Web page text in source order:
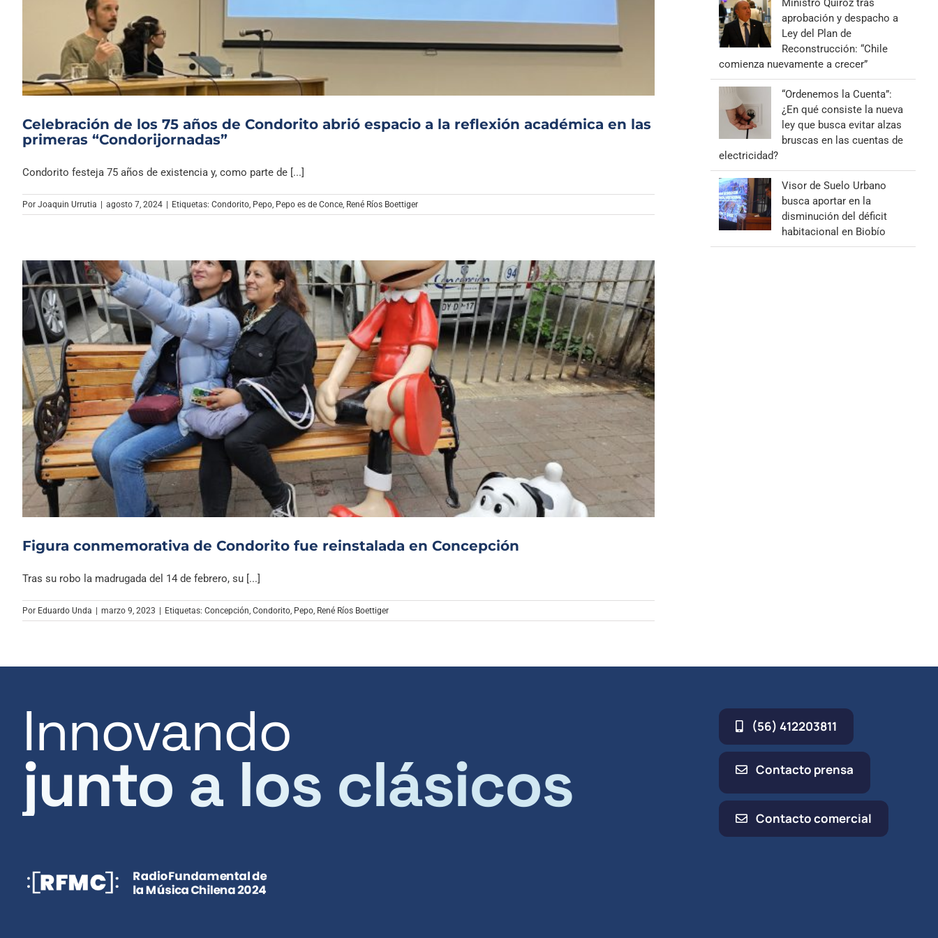
Celebración de los 75 años de Condorito abrió espacio a la reflexión académica en las
primeras “Condorijornadas”
Condorito festeja 75 años de existencia y, como parte de [...]
Por Joaquin Urrutia | agosto 7, 2024 | Etiquetas: Condorito Pepo Pepo es de Conce René Ríos Boettiger
Figura conmemorativa de Condorito fue reinstalada en Concepción
Tras su robo la madrugada del 14 de febrero, su [...]
Por Eduardo Unda | marzo 9, 2023 | Etiquetas: Concepción Condorito Pepo René Ríos Boettiger
Ministro Quiroz tras
aprobación y despacho a
Ley del Plan de
Reconstrucción: “Chile
comienza nuevamente a crecer”
“Ordenemos la Cuenta”:
¿En qué consiste la nueva
ley que busca evitar alzas
bruscas en las cuentas de
electricidad?
Visor de Suelo Urbano
busca aportar en la
disminución del déficit
habitacional en Biobío
Innovando
junto a los clásicos
(56) 412203811
Contacto prensa
Contacto comercial